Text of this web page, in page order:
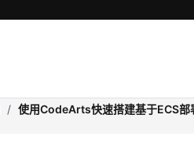
/ 使用CodeArts快速搭建基于ECS部